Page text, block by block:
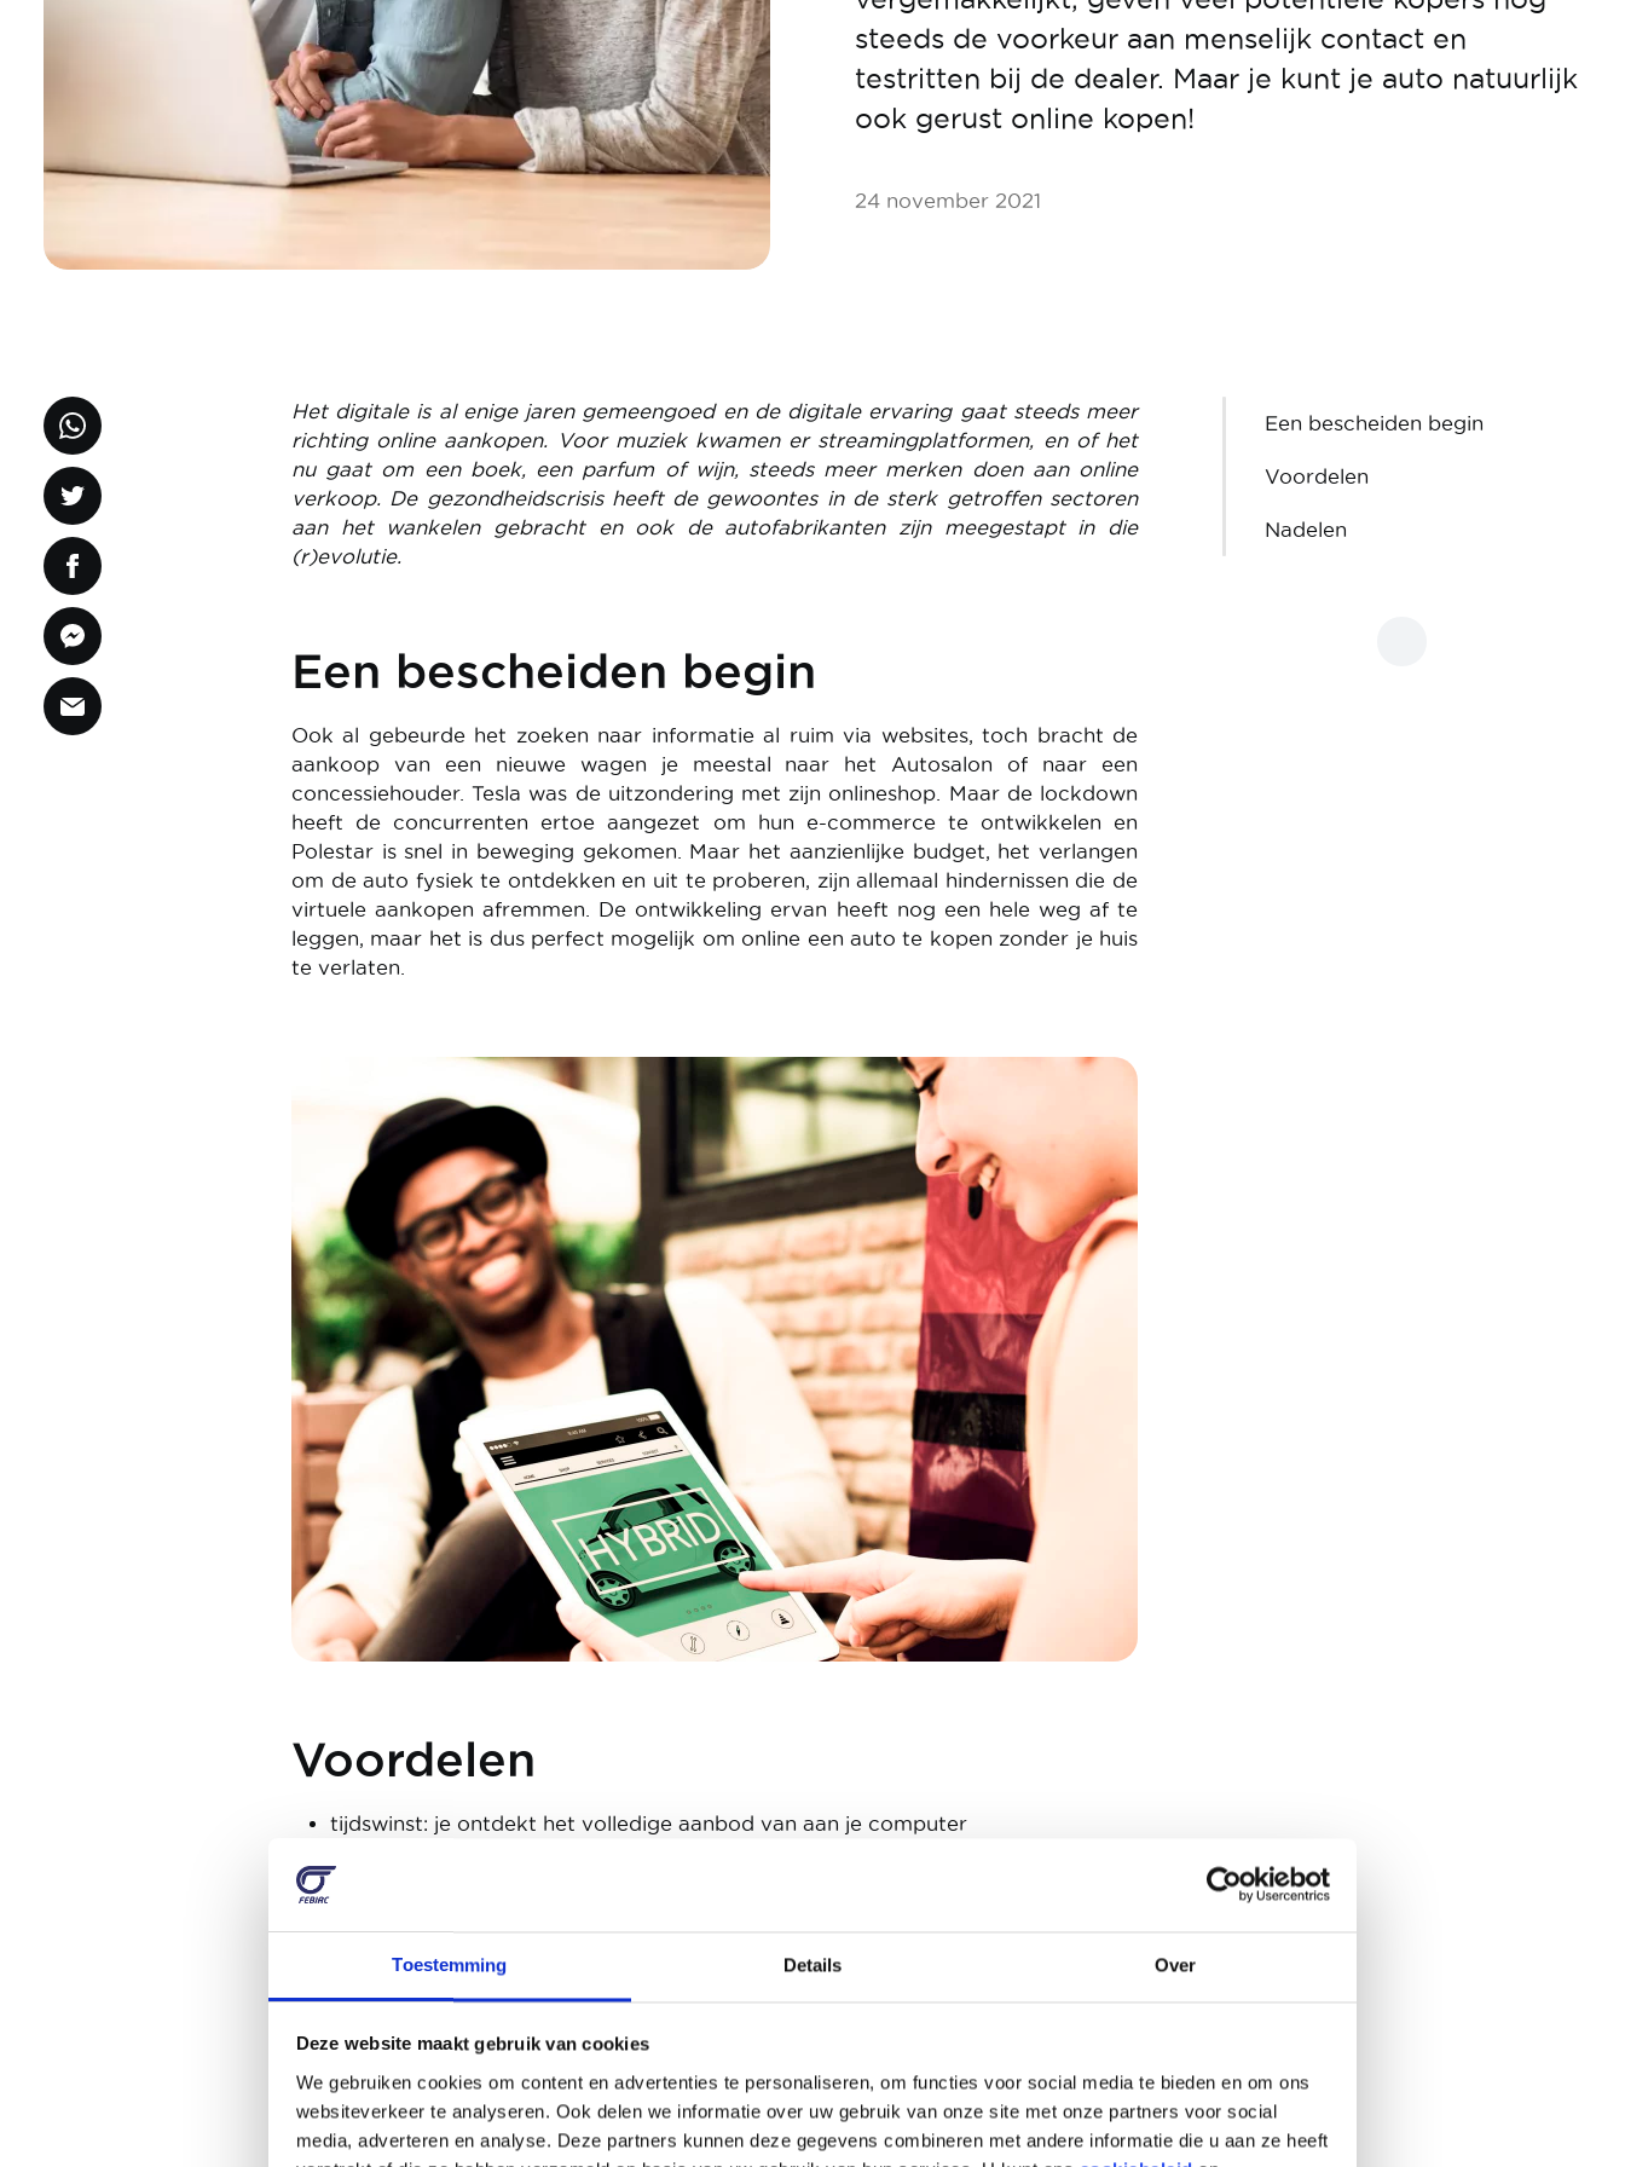
Toestemming Details Over
Deze website maakt gebruik van cookies
We gebruiken cookies om content en advertenties te personaliseren, om functies voor social media te bieden en om ons
websiteverkeer te analyseren. Ook delen we informatie over uw gebruik van onze site met onze partners voor social
media, adverteren en analyse. Deze partners kunnen deze gegevens combineren met andere informatie die u aan ze heeft
steeds de voorkeur aan menselijk contact en
testritten bij de dealer. Maar je kunt je auto natuurlijk
ook gerust online kopen!
24 november 2021
Het digitale is al enige jaren gemeengoed en de digitale ervaring gaat steeds meer
richting online aankopen. Voor muziek kwamen er streamingplatformen, en of het
nu gaat om een boek, een parfum of wijn, steeds meer merken doen aan online
verkoop. De gezondheidscrisis heeft de gewoontes in de sterk getroffen sectoren
aan het wankelen gebracht en ook de autofabrikanten zijn meegestapt in die
(r)evolutie.
Een bescheiden begin
Ook al gebeurde het zoeken naar informatie al ruim via websites, toch bracht de
aankoop van een nieuwe wagen je meestal naar het Autosalon of naar een
concessiehouder. Tesla was de uitzondering met zijn onlineshop. Maar de lockdown
heeft de concurrenten ertoe aangezet om hun e-commerce te ontwikkelen en
Polestar is snel in beweging gekomen. Maar het aanzienlijke budget, het verlangen
om de auto fysiek te ontdekken en uit te proberen, zijn allemaal hindernissen die de
virtuele aankopen afremmen. De ontwikkeling ervan heeft nog een hele weg af te
leggen, maar het is dus perfect mogelijk om online een auto te kopen zonder je huis
te verlaten.
Voordelen
tijdswinst: je ontdekt het volledige aanbod van aan je computer
budget: je krijgt meteen prijsoffertes en financieringsoplossingen
Nadelen
aanbod: nog niet alle merken en modellen zijn online beschikbaar
Een bescheiden begin
Voordelen
Nadelen